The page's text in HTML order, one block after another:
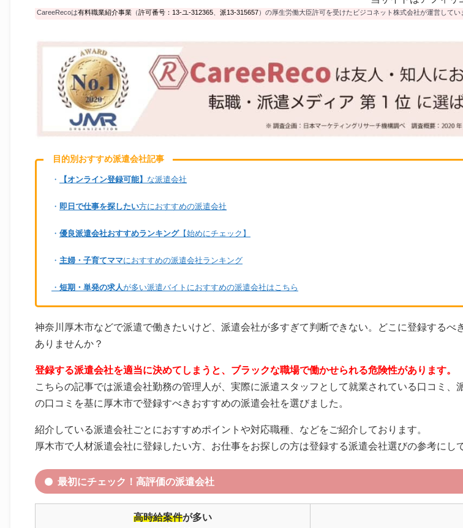
CareeRecoは有料職業紹介事業 （許可番号：13-ユ-312365 派13-315657）の厚生労働大臣許可を受けたビジコネット株式会社が運営してい
目的別おすすめ派遣会社記事
・ 【オンライン登録可能】 な派遣会社
・ 即日で仕事を探したい方におすすめの派遣会社
・ 優良派遣会社おすすめランキング【始めにチェック】
・ 主婦・子育てママにおすすめの派遣会社ランキング
・ 短期・単発の求人が多い派遣バイトにおすすめの派遣会社はこちら
神奈川厚木市などで派遣で働きたいけど、派遣会社が多すぎて判断できない。どこに登録するべ
ありませんか？
登録する派遣会社を適当に決めてしまうと、ブラックな職場で働かせられる危険性があります。
こちらの記事では派遣会社勤務の管理人が、実際に派遣スタッフとして就業されている口コミ、
の口コミを基に厚木市で登録すべきおすすめの派遣会社を選びました。
紹介している派遣会社ごとにおすすめポイントや対応職種、などをご紹介しております。
厚木市で人材派遣会社に登録したい方、お仕事をお探しの方は登録する派遣会社選びの参考にし
最初にチェック！高評価の派遣会社
高時給案件が多い